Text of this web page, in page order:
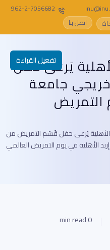
962-2-7056682
اتصل بنا
يَرعى حفل
جامعة
التمريض
الأهلية يَرعى حفل قَسَم التمريض من
الأهلية في يوم التمريض العالمي
0 min read
تفعيل القراءة